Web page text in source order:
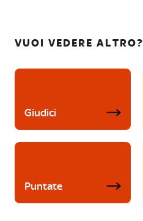
VUOI VEDERE ALTRO?
Giudici
Puntate